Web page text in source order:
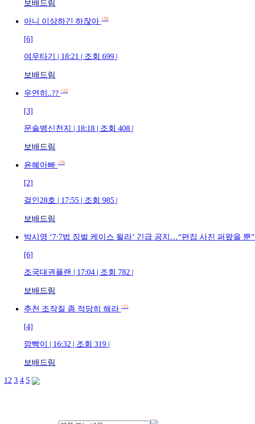
보배드림
아니 이상하긴 하잖아 +36
[6]
여우타기 | 18:21 | 조회 699 |
보배드림
우연히..?? +13
[3]
문솔병신천지 | 18:18 | 조회 408 |
보배드림
윤혜아빠 +20
[2]
걸인28호 | 17:55 | 조회 985 |
보배드림
박시영 ‘7·7법 징벌 케이스 될라’ 긴급 공지…“편집 사진 퍼왔을 뿐”
[6]
조국대권플랜 | 17:04 | 조회 782 |
보배드림
추천 조작질 좀 적당히 해라 +21
[4]
깜빡이 | 16:32 | 조회 319 |
보배드림
1 2 3 4 5